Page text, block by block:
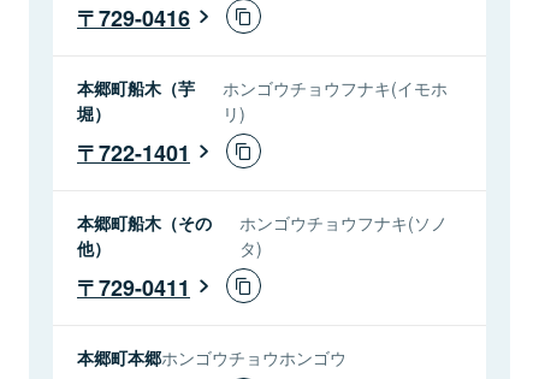
729-0416
本郷町船木（芋
堀）
ホンゴウチョウフナキ(イモホ
リ)
722-1401
本郷町船木（その
他）
ホンゴウチョウフナキ(ソノ
タ)
729-0411
本郷町本郷ホンゴウチョウホンゴウ